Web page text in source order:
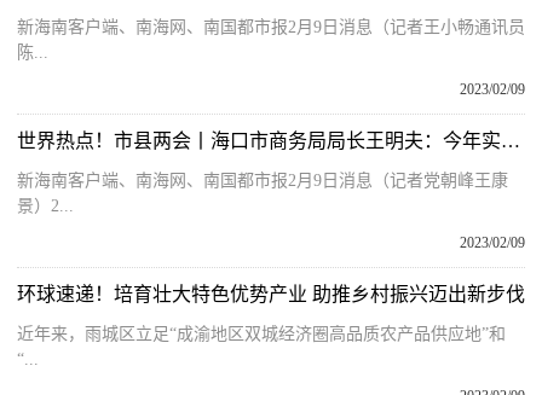
新海南客户端、南海网、南国都市报2月9日消息（记者王小畅通讯员
陈...
2023/02/09
世界热点！市县两会丨海口市商务局局长王明夫：今年实现全市每个社区“菜篮子”网点不少于6个
新海南客户端、南海网、南国都市报2月9日消息（记者党朝峰王康
景）2...
2023/02/09
环球速递！培育壮大特色优势产业 助推乡村振兴迈出新步伐
近年来，雨城区立足“成渝地区双城经济圈高品质农产品供应地”和
“...